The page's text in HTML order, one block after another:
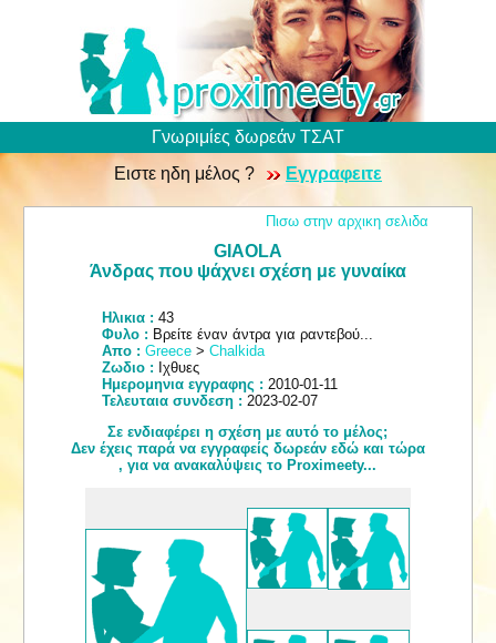
Γνωριμίες δωρεάν ΤΣΑΤ
Ειστε ηδη μέλος ?
Εγγραφειτε
Πισω στην αρχικη σελιδα
GIAOLA
Άνδρας που ψάχνει σχέση με γυναίκα
Ηλικια : 43
Φυλο : Βρείτε έναν άντρα για ραντεβού...
Απο : Greece> Chalkida
Ζωδιο : Ιχθυες
Ημερομηνια εγγραφης : 2010-01-11
Τελευταια συνδεση : 2023-02-07
Σε ενδιαφέρει η σχέση με αυτό το μέλος;
Δεν έχεις παρά να εγγραφείς δωρεάν εδώ και τώρα
, για να ανακαλύψεις το Proximeety...